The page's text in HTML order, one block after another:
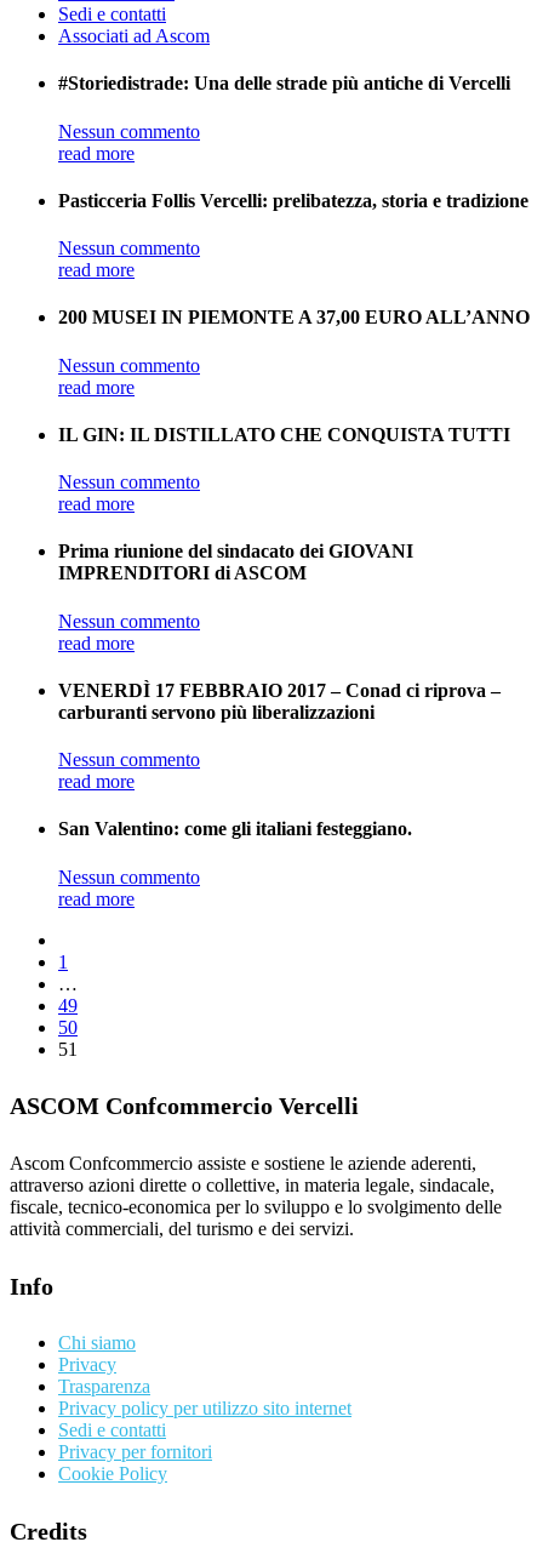
Sedi e contatti
Associati ad Ascom
#Storiedistrade: Una delle strade più antiche di Vercelli
Nessun commento
read more
Pasticceria Follis Vercelli: prelibatezza, storia e tradizione
Nessun commento
read more
200 MUSEI IN PIEMONTE A 37,00 EURO ALL’ANNO
Nessun commento
read more
IL GIN: IL DISTILLATO CHE CONQUISTA TUTTI
Nessun commento
read more
Prima riunione del sindacato dei GIOVANI
IMPRENDITORI di ASCOM
Nessun commento
read more
VENERDÌ 17 FEBBRAIO 2017 – Conad ci riprova –
carburanti servono più liberalizzazioni
Nessun commento
read more
San Valentino: come gli italiani festeggiano.
Nessun commento
read more
1
…
49
50
51
ASCOM Confcommercio Vercelli
Ascom Confcommercio assiste e sostiene le aziende aderenti,
attraverso azioni dirette o collettive, in materia legale, sindacale,
fiscale, tecnico-economica per lo sviluppo e lo svolgimento delle
attività commerciali, del turismo e dei servizi.
Info
Chi siamo
Privacy
Trasparenza
Privacy policy per utilizzo sito internet
Sedi e contatti
Privacy per fornitori
Cookie Policy
Credits